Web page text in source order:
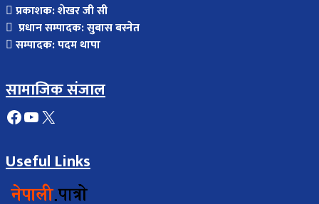
प्रकाशक: शेखर जी सी
प्रधान सम्पादक: सुबास बस्नेत
सम्पादक: पदम थापा
सामाजिक संजाल
Facebook
YouTube
X
Useful Links